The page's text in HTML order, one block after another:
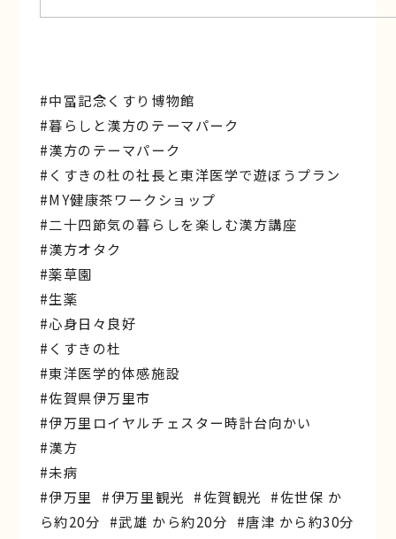
#中冨記念くすり博物館
#暮らしと漢方のテーマパーク
#漢方のテーマパーク
#くすきの杜の社長と東洋医学で遊ぼうプラン
#MY健康茶ワークショップ
#二十四節気の暮らしを楽しむ漢方講座
#漢方オタク
#薬草園
#生薬
#心身日々良好
#くすきの杜
#東洋医学的体感施設
#佐賀県伊万里市
#伊万里ロイヤルチェスター時計台向かい
#漢方
#未病
#伊万里 #伊万里観光 #佐賀観光 #佐世保 か
ら約20分 #武雄 から約20分 #唐津 から約30分